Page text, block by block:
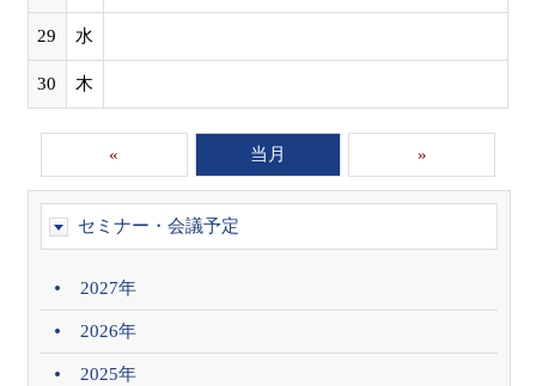
29 水
30 木
« 当月 »
セミナー・会議予定
2027年
2026年
2025年